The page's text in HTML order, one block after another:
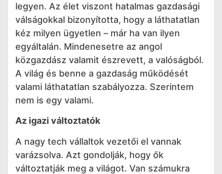
legyen. Az élet viszont hatalmas gazdasági
válságokkal bizonyította, hogy a láthatatlan
kéz milyen ügyetlen – már ha van ilyen
egyáltalán. Mindenesetre az angol
közgazdász valamit észrevett, a valóságból.
A világ és benne a gazdaság működését
valami láthatatlan szabályozza. Szerintem
nem is egy valami.
Az igazi változtatók
A nagy tech vállaltok vezetői el vannak
varázsolva. Azt gondolják, hogy ők
változtatják meg a világot. Van számukra